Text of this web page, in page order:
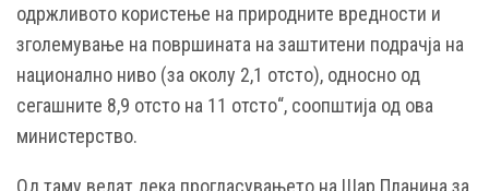
одржливото користење на природните вредности и
зголемување на површината на заштитени подрачја на
национално ниво (за околу 2,1 отсто), односно од
сегашните 8,9 отсто на 11 отсто“, соопштија од ова
министерство.
Од таму велат дека прогласувањето на Шар Планина за